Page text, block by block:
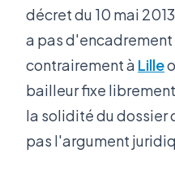
décret du 10 mai
a pas
contrairement à Lille
bailleur fixe
la solidité du dossier
pas l'argument